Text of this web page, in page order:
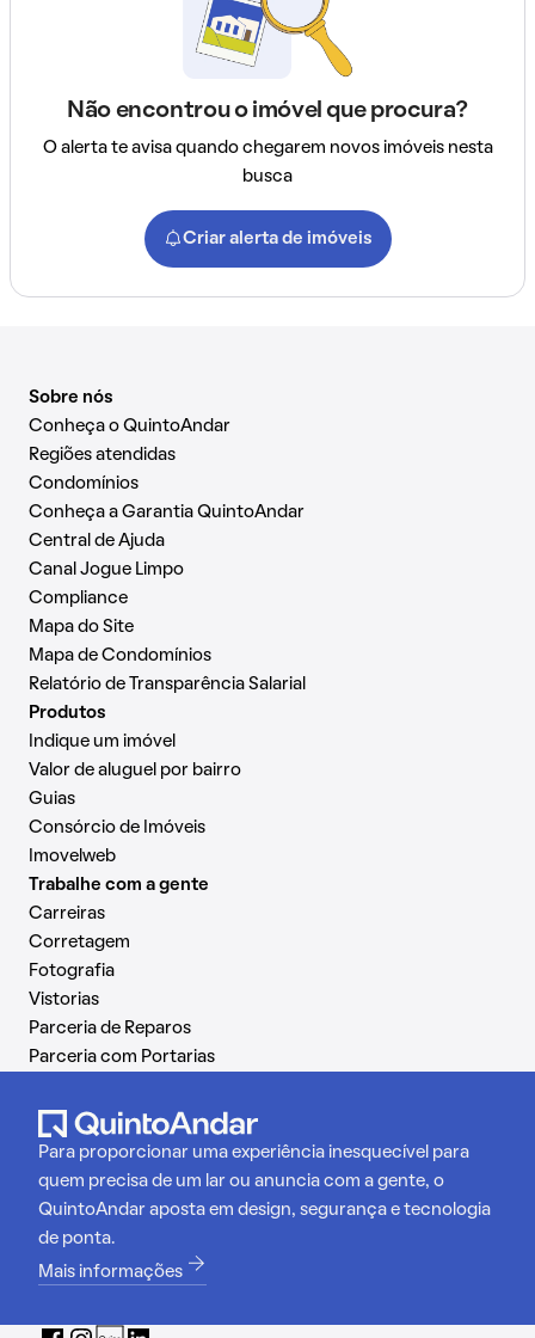
Não encontrou o imóvel que procura?
O alerta te avisa quando chegarem novos imóveis nesta
busca
Criar alerta de imóveis
Sobre nós
Conheça o QuintoAndar
Regiões atendidas
Condomínios
Conheça a Garantia QuintoAndar
Central de Ajuda
Canal Jogue Limpo
Compliance
Mapa do Site
Mapa de Condomínios
Relatório de Transparência Salarial
Produtos
Indique um imóvel
Valor de aluguel por bairro
Guias
Consórcio de Imóveis
Imovelweb
Trabalhe com a gente
Carreiras
Corretagem
Fotografia
Vistorias
Parceria de Reparos
Parceria com Portarias
Para proporcionar uma experiência inesquecível para
quem precisa de um lar ou anuncia com a gente, o
QuintoAndar aposta em design, segurança e tecnologia
de ponta.
Mais informações